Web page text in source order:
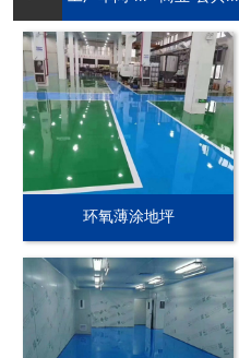
环氧薄涂地坪